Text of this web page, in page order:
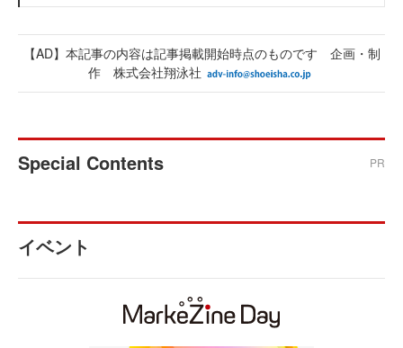
【AD】本記事の内容は記事掲載開始時点のものです 企画・制
作 株式会社翔泳社
Special Contents PR
イベント